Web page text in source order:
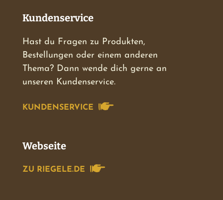
Kundenservice
Hast du Fragen zu Produkten,
Bestellungen oder einem anderen
Thema? Dann wende dich gerne an
unseren Kundenservice.
KUNDENSERVICE
Webseite
ZU RIEGELE.DE